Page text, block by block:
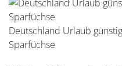
Deutschland Urlaub
Sparfüchse